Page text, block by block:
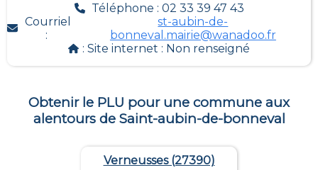
Téléphone : 02 33 39 47 43
Courriel
:
st-aubin-de-
bonneval.mairie@wanadoo.fr
: Site internet : Non renseigné
Obtenir le PLU pour une commune aux
alentours de Saint-aubin-de-bonneval
Verneusses (27390)